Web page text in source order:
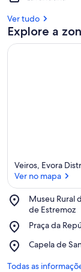
Ver tudo
Explore a
Veiros, Evora
Ver no mapa
Museu Rural
de Estremoz
Place,
Museu
Rural
da
Casa
Povo
Praça da
Place,
da
Capela de
Place,
de
Todas as